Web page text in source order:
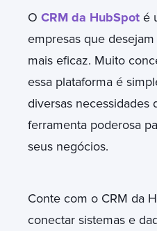
O CRM da HubSpot é
empresas que
mais eficaz. Muito
essa plataforma é
diversas necessidades
ferramenta poderosa
seus negócios.
Conte com o CRM da
conectar sistemas e